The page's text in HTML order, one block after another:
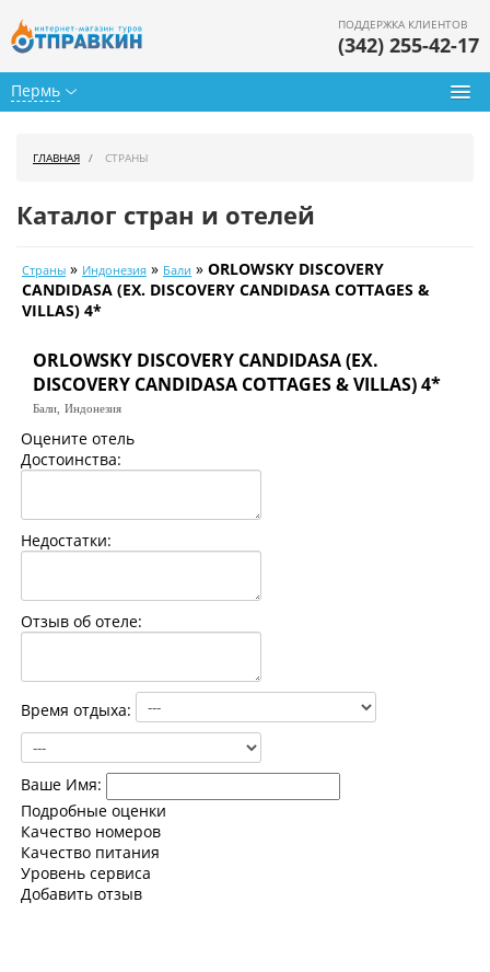
Пермь
ПОДДЕРЖКА КЛИЕНТОВ
(342) 255-42-17
Календарь туров
Цены дня
Страны
Как купить
О нас
ГЛАВНАЯ СТРАНЫ
Каталог стран и отелей
Страны » Индонезия » Бали » ORLOWSKY DISCOVERY
CANDIDASA (EX. DISCOVERY CANDIDASA COTTAGES &
VILLAS) 4*
ORLOWSKY DISCOVERY CANDIDASA (EX.
DISCOVERY CANDIDASA COTTAGES & VILLAS) 4*
Бали, Индонезия
Оцените отель
Достоинства:
Недостатки:
Отзыв об отеле:
Время отдыха:
Ваше Имя:
Подробные оценки
Качество номеров
Качество питания
Уровень сервиса
Добавить отзыв